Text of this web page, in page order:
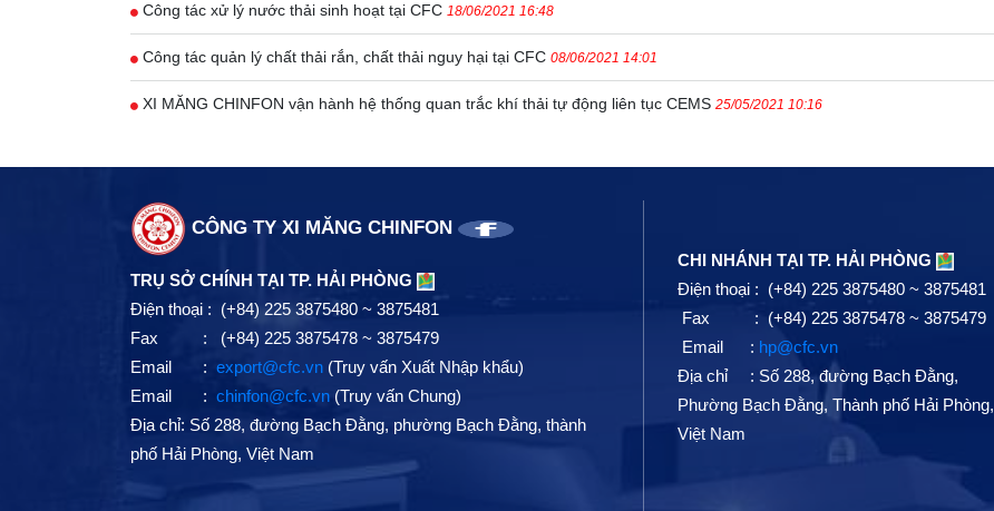
Công tác xử lý nước thải sinh hoạt tại CFC 18/06/2021 16:48
Công tác quản lý chất thải rắn, chất thải nguy hại tại CFC 08/06/2021 14:01
XI MĂNG CHINFON vận hành hệ thống quan trắc khí thải tự động liên tục CEMS 25/05/2021 10:16
CÔNG TY XI MĂNG CHINFON
TRỤ SỞ CHÍNH TẠI TP. HẢI PHÒNG
Điện thoại : (+84) 225 3875480 ~ 3875481
Fax : (+84) 225 3875478 ~ 3875479
Email : export@cfc.vn (Truy vấn Xuất Nhập khẩu)
Email : chinfon@cfc.vn (Truy vấn Chung)
Địa chỉ: Số 288, đường Bạch Đằng, phường Bạch Đằng, thành
phố Hải Phòng, Việt Nam
CHI NHÁNH TẠI TP. HẢI PHÒNG
Điện thoại : (+84) 225 3875480 ~ 3875481
Fax : (+84) 225 3875478 ~ 3875479
Email : hp@cfc.vn
Địa chỉ : Số 288, đường Bạch Đằng,
Phường Bạch Đằng, Thành phố Hải Phòng,
Việt Nam